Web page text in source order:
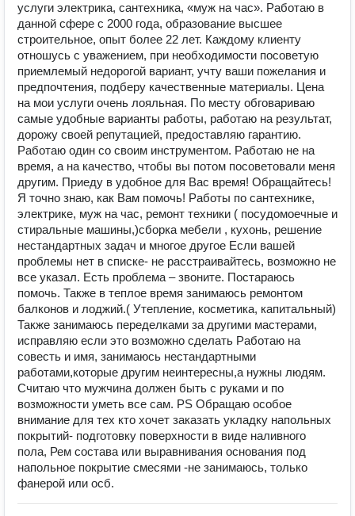
услуги электрика, сантехника, «муж на час». Работаю в
данной сфере с 2000 года, образование высшее
строительное, опыт более 22 лет. Каждому клиенту
отношусь с уважением, при необходимости посоветую
приемлемый недорогой вариант, учту ваши пожелания и
предпочтения, подберу качественные материалы. Цена
на мои услуги очень лояльная. По месту обговариваю
самые удобные варианты работы, работаю на результат,
дорожу своей репутацией, предоставляю гарантию.
Работаю один со своим инструментом. Работаю не на
время, а на качество, чтобы вы потом посоветовали меня
другим. Приеду в удобное для Вас время! Обращайтесь!
Я точно знаю, как Вам помочь! Работы по сантехнике,
электрике, муж на час, ремонт техники ( посудомоечные и
стиральные машины,)сборка мебели , кухонь, решение
нестандартных задач и многое другое Если вашей
проблемы нет в списке- не расстраивайтесь, возможно не
все указал. Есть проблема – звоните. Постараюсь
помочь. Также в теплое время занимаюсь ремонтом
балконов и лоджий.( Утепление, косметика, капитальный)
Также занимаюсь переделками за другими мастерами,
исправляю если это возможно сделать Работаю на
совесть и имя, занимаюсь нестандартными
работами,которые другим неинтересны,а нужны людям.
Считаю что мужчина должен быть с руками и по
возможности уметь все сам. PS Обращаю особое
внимание для тех кто хочет заказать укладку напольных
покрытий- подготовку поверхности в виде наливного
пола, Рем состава или выравнивания основания под
напольное покрытие смесями -не занимаюсь, только
фанерой или осб.